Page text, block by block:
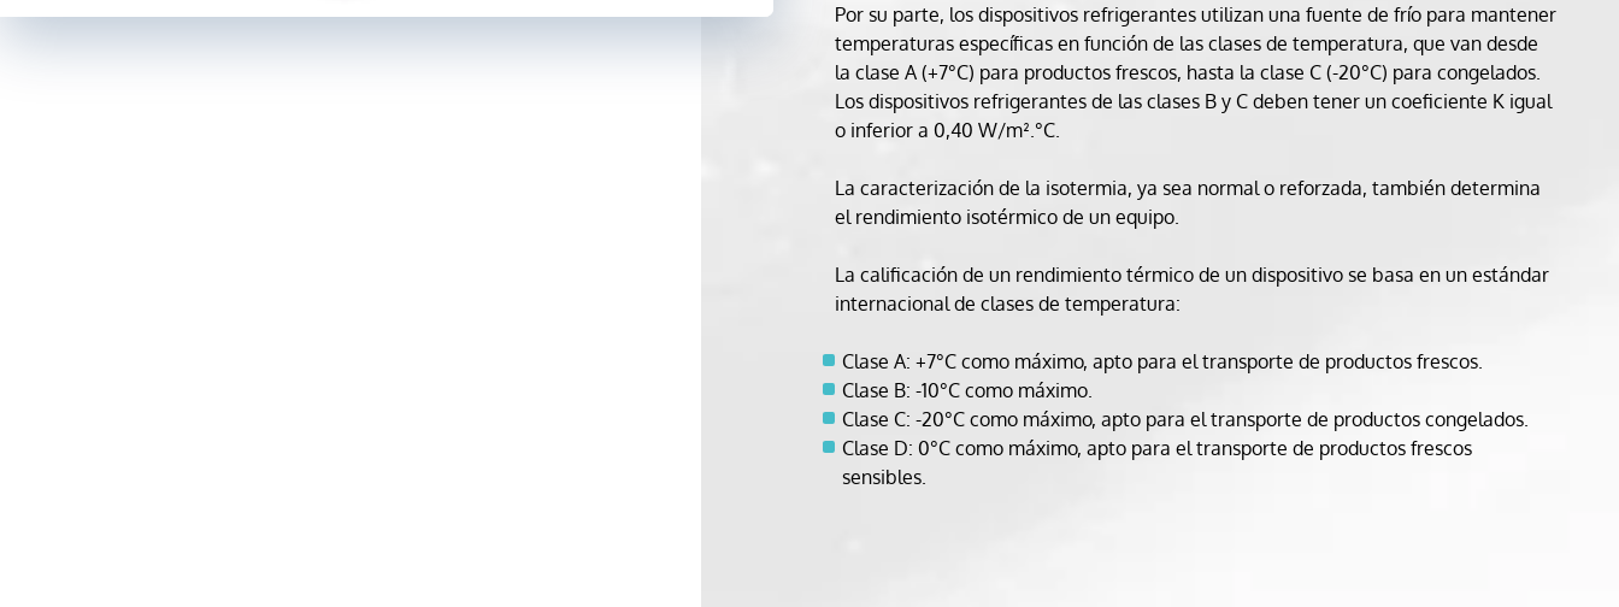
Por su parte, los dispositivos refrigerantes utilizan una fuente de frío para mantener
temperaturas específicas en función de las clases de temperatura, que van desde
la clase A (+7°C) para productos frescos, hasta la clase C (-20°C) para congelados.
Los dispositivos refrigerantes de las clases B y C deben tener un coeficiente K igual
o inferior a 0,40 W/m².°C.
La caracterización de la isotermia, ya sea normal o reforzada, también determina
el rendimiento isotérmico de un equipo.
La calificación de un rendimiento térmico de un dispositivo se basa en un estándar
internacional de clases de temperatura:
Clase A: +7°C como máximo, apto para el transporte de productos frescos.
Clase B: -10°C como máximo.
Clase C: -20°C como máximo, apto para el transporte de productos congelados.
Clase D: 0°C como máximo, apto para el transporte de productos frescos
sensibles.